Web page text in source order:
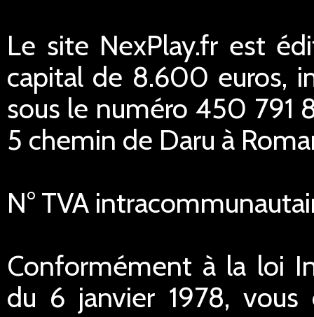
Le site NexPlay.fr est
capital de 8.600 euros,
sous le numéro 450 791
5 chemin de Daru à
N° TVA
Conformément à la loi
du 6 janvier 1978,